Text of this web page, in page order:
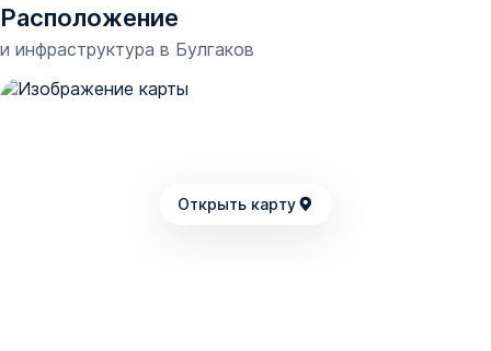
Расположение
и инфраструктура в Булгаков
Открыть карту